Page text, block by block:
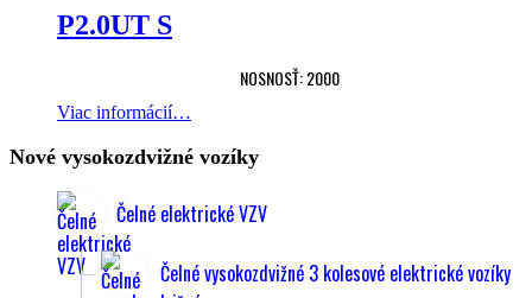
P2.0UT S
NOSNOSŤ: 2000
Viac informácií…
Nové vysokozdvižné vozíky
Čelné elektrické VZV
Čelné vysokozdvižné 3 kolesové elektrické vozíky